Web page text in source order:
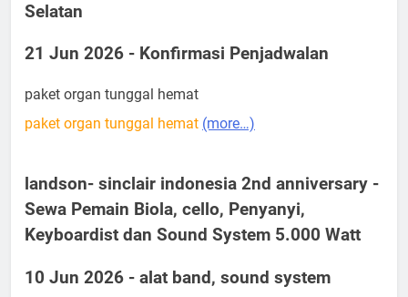
Selatan
21 Jun 2026 - Konfirmasi Penjadwalan
paket organ tunggal hemat
paket organ tunggal hemat (more…)
landson- sinclair indonesia 2nd anniversary -
Sewa Pemain Biola, cello, Penyanyi,
Keyboardist dan Sound System 5.000 Watt
10 Jun 2026 - alat band, sound system